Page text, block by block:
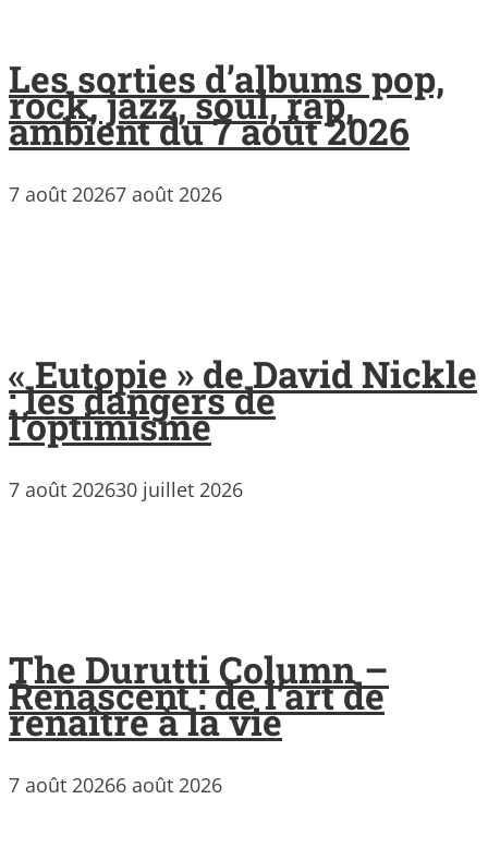
Les sorties d’albums pop,
rock, jazz, soul, rap,
ambient du 7 août 2026
7 août 20267 août 2026
« Eutopie » de David Nickle
: les dangers de
l’optimisme
7 août 202630 juillet 2026
The Durutti Column –
Renascent : de l’art de
renaître à la vie
7 août 20266 août 2026